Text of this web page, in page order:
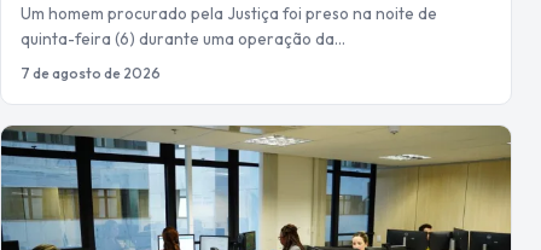
Um homem procurado pela Justiça foi preso na noite de
quinta-feira (6) durante uma operação da…
7 de agosto de 2026